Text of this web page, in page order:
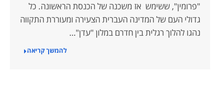
"פרומין", ששימש אז משכנה של הכנסת הראשונה. כל
גדולי העם של המדינה העברית הצעירה ומעוררת התקווה
נהגו להלוך רגלית בין חדרם במלון "עדן"…
להמשך קריאה